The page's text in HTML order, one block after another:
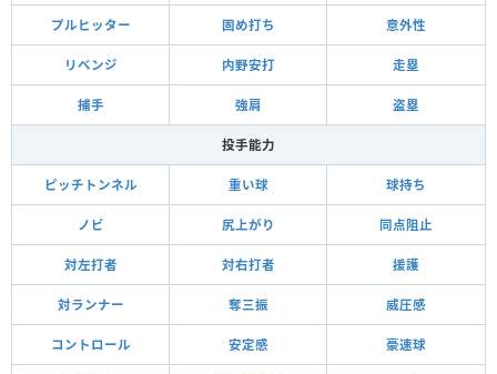
プルヒッター 固め打ち 意外性
リベンジ 内野安打 走塁
捕手 強肩 盗塁
投手能力
ピッチトンネル 重い球 球持ち
ノビ 尻上がり 同点阻止
対左打者 対右打者 援護
対ランナー 奪三振 威圧感
コントロール 安定感 豪速球